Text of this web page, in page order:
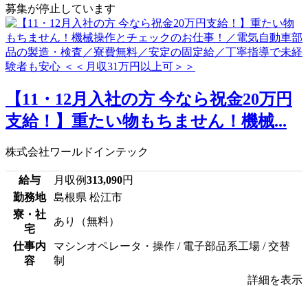
募集が停止しています
【11・12月入社の方 今なら祝金20万円
支給！】重たい物もちません！機械...
株式会社ワールドインテック
給与 月収例313,090円
勤務地
島根県 松江市
寮・社
宅
あり（無料）
仕事内
容
マシンオペレータ・操作 / 電子部品系工場 / 交替
制
詳細を表示